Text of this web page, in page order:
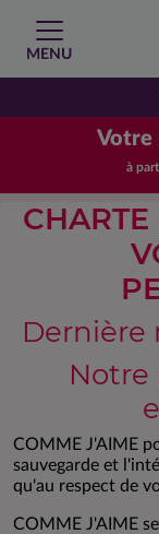
MENU
Votre
à
Dernière
Notre
COMME J'AIME
sauvegarde et
qu'au respect de
COMME J'AIME